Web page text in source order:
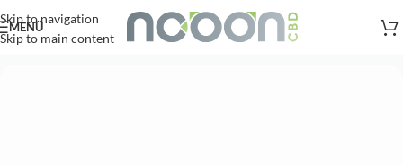
Skip to navigation
Skip to main content
Versandkostenfreie Lieferung nach AT, DE ab
MENÜ